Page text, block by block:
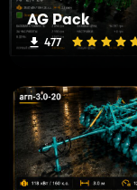
AG Pack
477